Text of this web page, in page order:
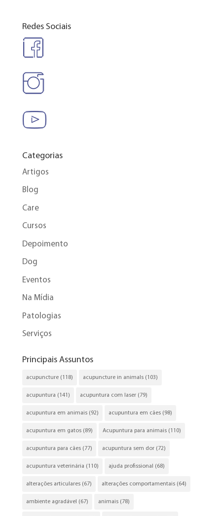
Redes Sociais
Categorias
Artigos
Blog
Care
Cursos
Depoimento
Dog
Eventos
Na Mídia
Patologias
Serviços
Principais Assuntos
acupuncture(118) acupuncture in animals(103)
acupuntura (141) acupuntura com laser(79)
acupuntura em animais(92) acupuntura em cães(98)
acupuntura em gatos(89) Acupuntura para animais(110)
acupuntura para cães(77) acupuntura sem dor(72)
acupuntura veterinária (110) ajuda profissional (68)
alterações articulares(67) alterações comportamentais(64)
ambiente agradável (67) animais(78)